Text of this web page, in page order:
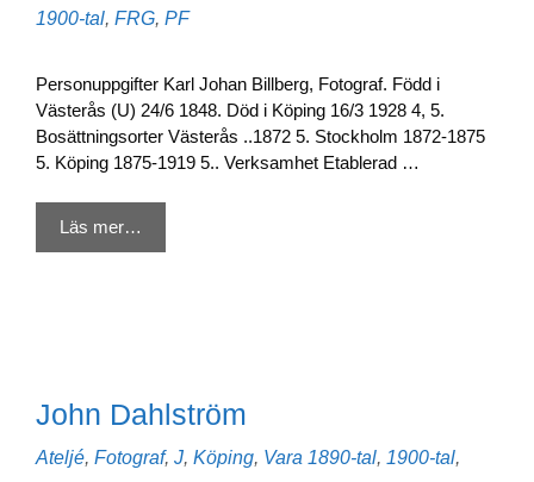
1900-tal, FRG, PF
Personuppgifter Karl Johan Billberg, Fotograf. Född i
Västerås (U) 24/6 1848. Död i Köping 16/3 1928 4, 5.
Bosättningsorter Västerås ..1872 5. Stockholm 1872-1875
5. Köping 1875-1919 5.. Verksamhet Etablerad …
Läs mer…
John Dahlström
Kategorier
Ateljé, Fotograf, J, Köping, Vara Etiketter
1890-tal, 1900-tal,